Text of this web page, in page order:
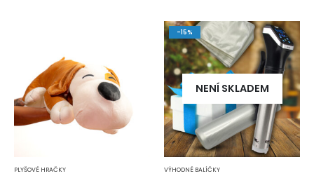
PLYŠOVÉ HRAČKY
-15%
NENÍ SKLADEM
VÝHODNÉ BALÍČKY